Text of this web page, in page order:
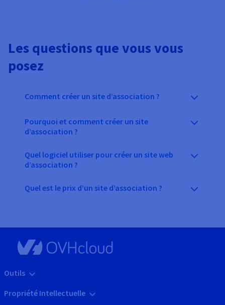
Les questions que vous vous
posez
Comment créer un site d’association ?
Pourquoi et comment créer un site
d’association ?
Quel logiciel utiliser pour créer un site web
d’association ?
Quel est le prix d’un site d’association ?
Outils
Propriété Intellectuelle